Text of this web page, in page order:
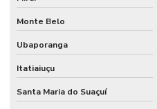
Monte Belo
Ubaporanga
Itatiaiuçu
Santa Maria do Suaçuí